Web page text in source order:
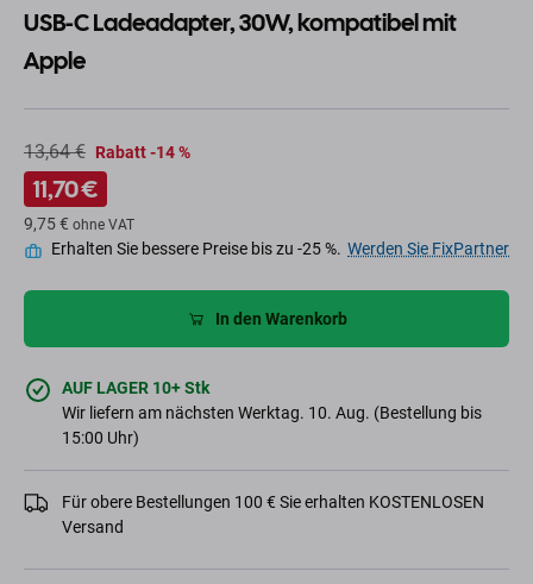
USB-C Ladeadapter, 30W, kompatibel mit
Apple
13,64 € Rabatt -14 %
11,70 €
9,75 € ohne VAT
Erhalten Sie bessere Preise bis zu -25 %. Werden Sie FixPartner
In den Warenkorb
AUF LAGER 10+ Stk
Wir liefern am nächsten Werktag. 10. Aug. (Bestellung bis
15:00 Uhr)
Für obere Bestellungen 100 € Sie erhalten KOSTENLOSEN
Versand